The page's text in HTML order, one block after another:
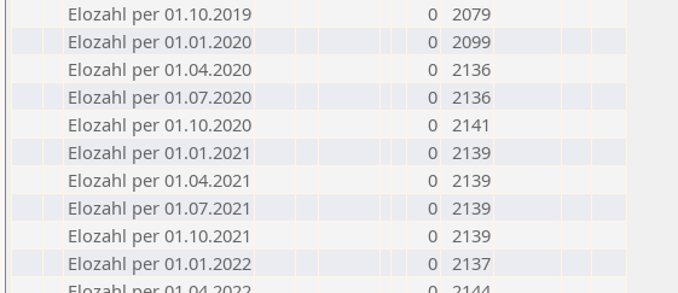
Elozahl per 01.10.2019
0 2079
Elozahl per 01.01.2020
0 2099
Elozahl per 01.04.2020
0 2136
Elozahl per 01.07.2020
0 2136
Elozahl per 01.10.2020
0 2141
Elozahl per 01.01.2021
0 2139
Elozahl per 01.04.2021
0 2139
Elozahl per 01.07.2021
0 2139
Elozahl per 01.10.2021
0 2139
Elozahl per 01.01.2022
0 2137